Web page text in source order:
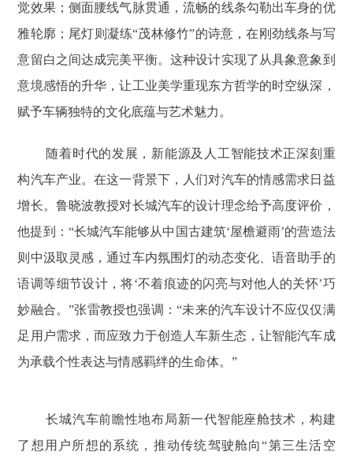
觉效果；侧面腰线气脉贯通，流畅的线条勾勒出车身的优
雅轮廓；尾灯则凝练“茂林修竹”的诗意，在刚劲线条与写
意留白之间达成完美平衡。这种设计实现了从具象意象到
意境感悟的升华，让工业美学重现东方哲学的时空纵深，
赋予车辆独特的文化底蕴与艺术魅力。
随着时代的发展，新能源及人工智能技术正深刻重
构汽车产业。在这一背景下，人们对汽车的情感需求日益
增长。鲁晓波教授对长城汽车的设计理念给予高度评价，
他提到：“长城汽车能够从中国古建筑‘屋檐避雨’的营造法
则中汲取灵感，通过车内氛围灯的动态变化、语音助手的
语调等细节设计，将‘不着痕迹的闪亮与对他人的关怀’巧
妙融合。”张雷教授也强调：“未来的汽车设计不应仅仅满
足用户需求，而应致力于创造人车新生态，让智能汽车成
为承载个性表达与情感羁绊的生命体。”
长城汽车前瞻性地布局新一代智能座舱技术，构建
了想用户所想的系统，推动传统驾驶舱向“第三生活空